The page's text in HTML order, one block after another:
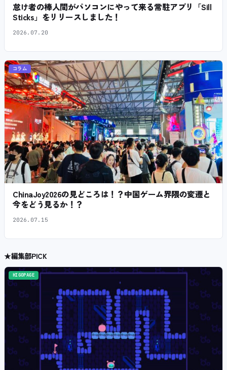
怠け者の棒人間がパソコンにやって来る常駐アプリ「Sill
Sticks」をリリースしました！
2026.07.20
コラム
ChinaJoy2026の見どころは！？中国ゲーム界隈の変遷と
今をどう見るか！？
2026.07.15
★編集部PICK
HIGOPAGE